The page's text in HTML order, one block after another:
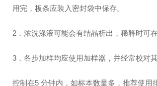
用完，板条应装入密封袋中保存。
2．浓洗涤液可能会有结晶析出，稀释时可
3．各步加样均应使用加样器，并经常校对
控制在5 分钟内，如标本数量多，推荐使用